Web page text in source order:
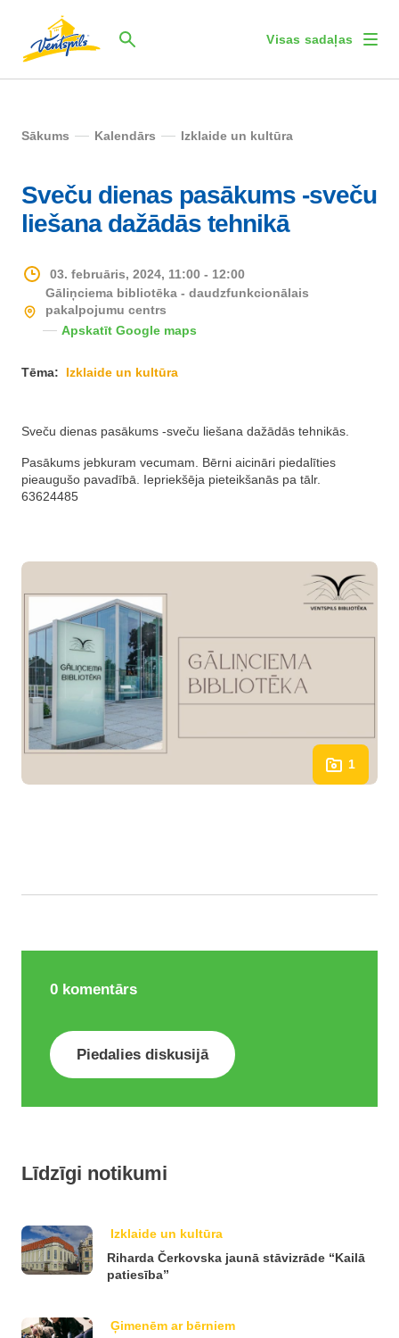
Visas sadaļas
Sākums Kalendārs Izklaide un kultūra
Sveču dienas pasākums -sveču
liešana dažādās tehnikā
03. februāris, 2024, 11:00 - 12:00
Gāliņciema bibliotēka - daudzfunkcionālais
pakalpojumu centrs
Apskatīt Google maps
Tēma: Izklaide un kultūra
Sveču dienas pasākums -sveču liešana dažādās tehnikās.
Pasākums jebkuram vecumam. Bērni aicināri piedalīties
pieaugušo pavadībā. Iepriekšēja pieteikšanās pa tālr.
63624485
1
0 komentārs
Piedalies diskusijā
Līdzīgi notikumi
Izklaide un kultūra
Riharda Čerkovska jaunā stāvizrāde “Kailā
patiesība”
Ģimenēm ar bērniem